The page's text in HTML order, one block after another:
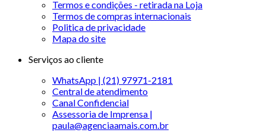
Termos e condições - retirada na Loja
Termos de compras internacionais
Politica de privacidade
Mapa do site
Serviços ao cliente
WhatsApp | (21) 97971-2181
Central de atendimento
Canal Confidencial
Assessoria de Imprensa |
paula@agenciaamais.com.br